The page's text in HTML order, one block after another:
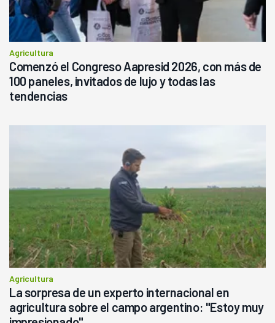
Agricultura
Comenzó el Congreso Aapresid 2026, con más de
100 paneles, invitados de lujo y todas las
tendencias
Agricultura
La sorpresa de un experto internacional en
agricultura sobre el campo argentino: "Estoy muy